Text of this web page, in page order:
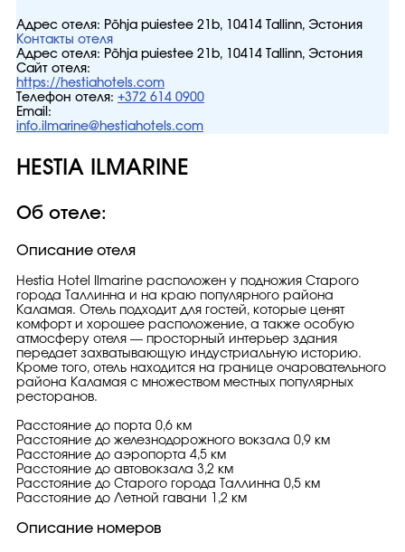
Адрес отеля: Põhja puiestee 21b, 10414 Tallinn, Эстония
Контакты отеля
Адрес отеля: Põhja puiestee 21b, 10414 Tallinn, Эстония
Сайт отеля:
https://hestiahotels.com
Телефон отеля: +372 614 0900
Email:
info.ilmarine@hestiahotels.com
HESTIA ILMARINE
Об отеле:
Описание отеля
Hestia Hotel Ilmarine расположен у подножия Старого
города Таллинна и на краю популярного района
Каламая. Отель подходит для гостей, которые ценят
комфорт и хорошее расположение, а также особую
атмосферу отеля — просторный интерьер здания
передает захватывающую индустриальную историю.
Кроме того, отель находится на границе очаровательного
района Каламая с множеством местных популярных
ресторанов.
Расстояние до порта 0,6 км
Расстояние до железнодорожного вокзала 0,9 км
Расстояние до аэропорта 4,5 км
Расстояние до автовокзала 3,2 км
Расстояние до Старого города Таллинна 0,5 км
Расстояние до Летной гавани 1,2 км
Описание номеров